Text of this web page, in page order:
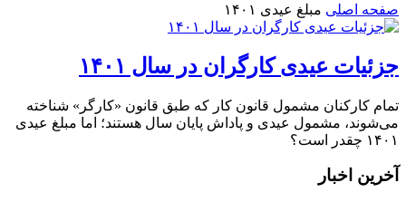
صفحه اصلی مبلغ عیدی ۱۴۰۱
جزئیات عیدی کارگران در سال ۱۴۰۱
تمام کارکنان مشمول قانون کار که طبق قانون «کارگر» شناخته
می‌شوند، مشمول عیدی و پاداش پایان سال هستند؛ اما مبلغ عیدی
۱۴۰۱ چقدر است؟
آخرین اخبار